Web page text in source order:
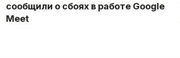
сообщили о сбоях в работе Google
Meet